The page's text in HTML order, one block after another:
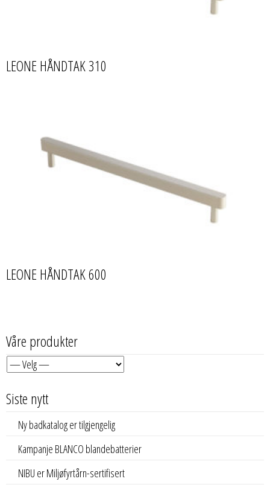
LEONE HÅNDTAK 310
LEONE HÅNDTAK 600
Våre produkter
Siste nytt
Ny badkatalog er tilgjengelig
Kampanje BLANCO blandebatterier
NIBU er Miljøfyrtårn-sertifisert